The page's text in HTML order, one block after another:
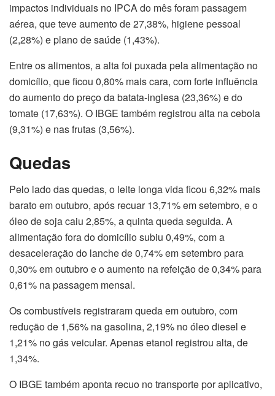
impactos individuais no IPCA do mês foram passagem
aérea, que teve aumento de 27,38%, higiene pessoal
(2,28%) e plano de saúde (1,43%).
Entre os alimentos, a alta foi puxada pela alimentação no
domicílio, que ficou 0,80% mais cara, com forte influência
do aumento do preço da batata-inglesa (23,36%) e do
tomate (17,63%). O IBGE também registrou alta na cebola
(9,31%) e nas frutas (3,56%).
Quedas
Pelo lado das quedas, o leite longa vida ficou 6,32% mais
barato em outubro, após recuar 13,71% em setembro, e o
óleo de soja caiu 2,85%, a quinta queda seguida. A
alimentação fora do domicílio subiu 0,49%, com a
desaceleração do lanche de 0,74% em setembro para
0,30% em outubro e o aumento na refeição de 0,34% para
0,61% na passagem mensal.
Os combustíveis registraram queda em outubro, com
redução de 1,56% na gasolina, 2,19% no óleo diesel e
1,21% no gás veicular. Apenas etanol registrou alta, de
1,34%.
O IBGE também aponta recuo no transporte por aplicativo,